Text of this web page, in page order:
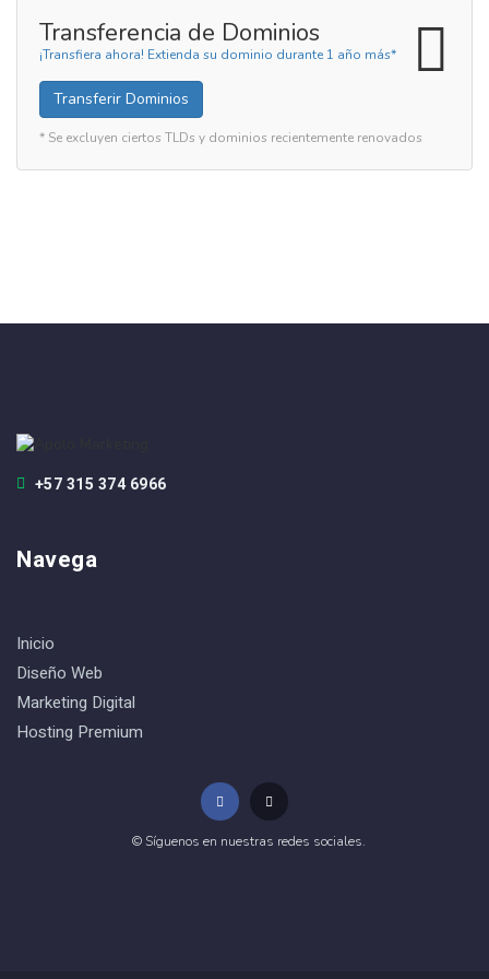
Transferencia de Dominios
¡Transfiera ahora! Extienda su dominio durante 1 año más*
Transferir Dominios
* Se excluyen ciertos TLDs y dominios recientemente renovados
+57 315 374 6966
Navega
Inicio
Diseño Web
Marketing Digital
Hosting Premium
© Síguenos en nuestras redes sociales.